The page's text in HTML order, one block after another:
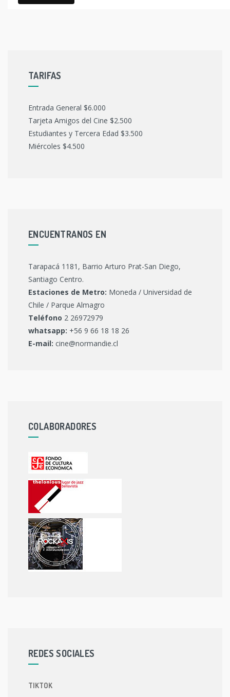
TARIFAS
Entrada General $6.000
Tarjeta Amigos del Cine $2.500
Estudiantes y Tercera Edad $3.500
Miércoles $4.500
ENCUENTRANOS EN
Tarapacá 1181, Barrio Arturo Prat-San Diego,
Santiago Centro.
Estaciones de Metro: Moneda / Universidad de
Chile / Parque Almagro
Teléfono 2 26972979
whatsapp: +56 9 66 18 18 26
E-mail: cine@normandie.cl
COLABORADORES
REDES SOCIALES
TIKTOK